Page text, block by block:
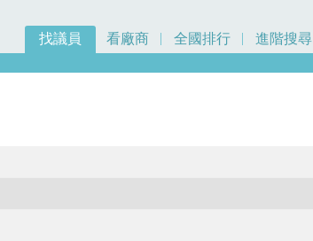
找議員 看廠商 全國排行 進階搜尋